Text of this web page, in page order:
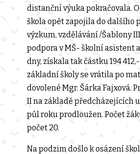
distanční výuka pokračovala.
škola opět zapojila do dalšího
výzkum, vzdělávání /Šablony
podpora v MŠ- školní asistent
dny, získala tak částku 194
základní školy se vrátila po
dovolené Mgr. Šárka Fajxová.
II na základě předcházejících
půl roku prodloužen. Počet
počet 20.
Na podzim došlo k osázení